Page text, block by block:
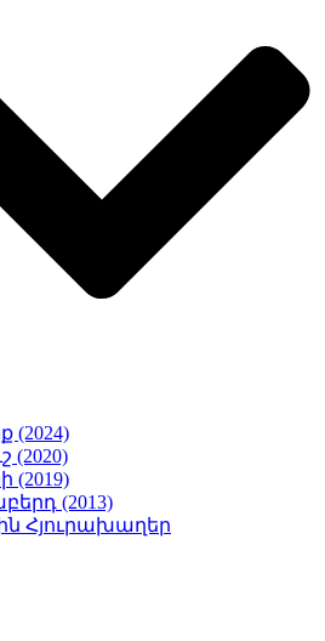
(2024)
(2020)
(2019)
(2013)
Հյուրախաղեր